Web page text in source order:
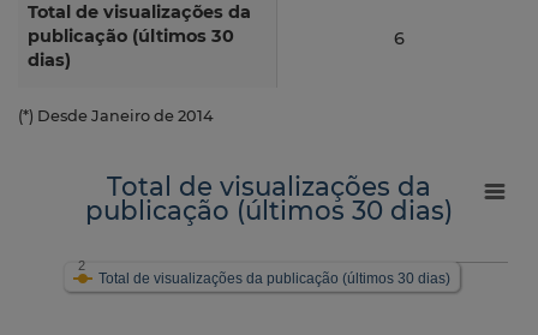
Total de visualizações da
publicação (últimos 30
dias)
6
(*) Desde Janeiro de 2014
Total de visualizações da
publicação (últimos 30 dias)
Total de visualizações da publicação (últimos 30 dias)
2